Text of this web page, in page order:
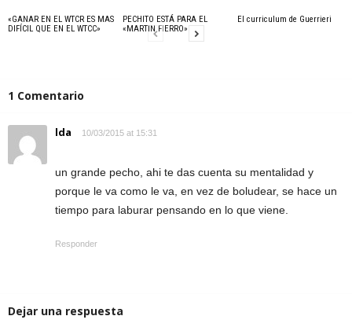
«GANAR EN EL WTCR ES MAS
DIFÍCIL QUE EN EL WTCC»
PECHITO ESTÁ PARA EL
«MARTIN FIERRO»
El curriculum de Guerrieri
1 Comentario
lda 10/03/2015 at 15:31
un grande pecho, ahi te das cuenta su mentalidad y
porque le va como le va, en vez de boludear, se hace un
tiempo para laburar pensando en lo que viene.
Responder
Dejar una respuesta